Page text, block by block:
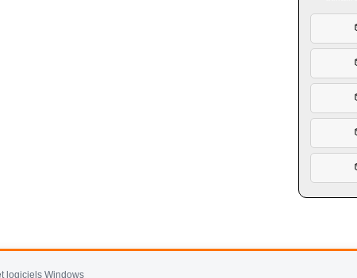
logiciels Windows